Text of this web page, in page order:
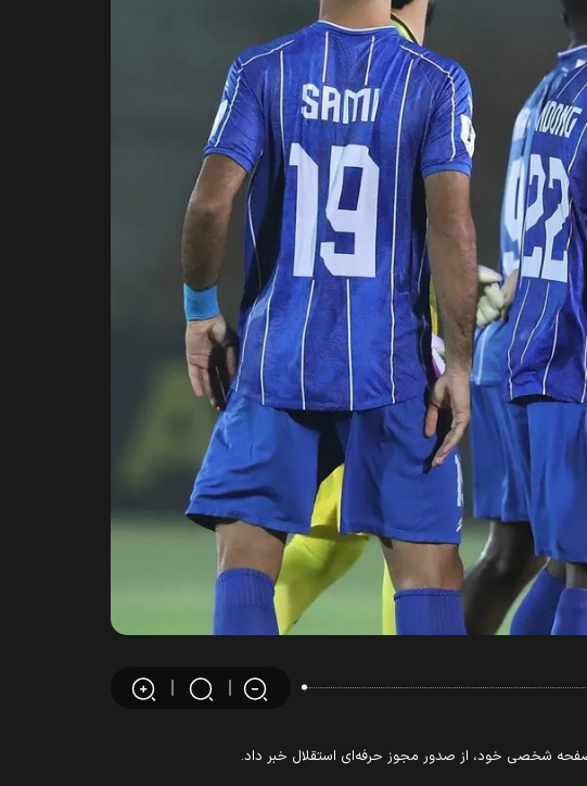
صفحه شخصی خود، از صدور مجوز حرفه‌ای استقلال خبر داد.